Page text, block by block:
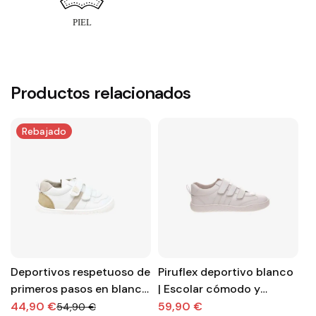
Productos relacionados
Rebajado
Deportivos respetuoso de
primeros pasos en blanco
con tonos beige de la
44,90 €54,90 €
Piruflex deportivo blanco
| Escolar cómodo y
respetuoso
59,90 €